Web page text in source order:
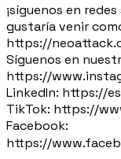
¡síguenos en
gustaría venir
https://
Síguenos en
https://
LinkedIn: https://
TikTok: https://
Facebook:
https://